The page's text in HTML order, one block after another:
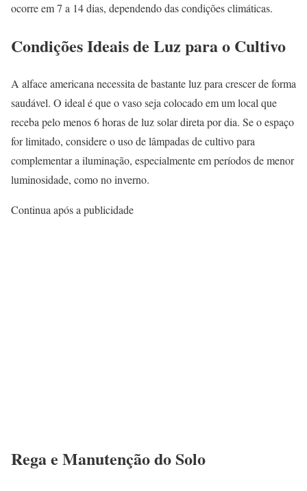
ocorre em 7 a 14 dias, dependendo das condições climáticas.
Condições Ideais de Luz para o Cultivo
A alface americana necessita de bastante luz para crescer de forma
saudável. O ideal é que o vaso seja colocado em um local que
receba pelo menos 6 horas de luz solar direta por dia. Se o espaço
for limitado, considere o uso de lâmpadas de cultivo para
complementar a iluminação, especialmente em períodos de menor
luminosidade, como no inverno.
Continua após a publicidade
Rega e Manutenção do Solo